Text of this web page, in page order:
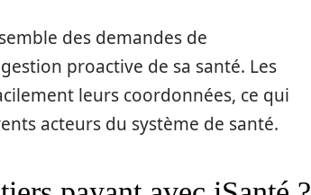
des demandes de
proactive de sa santé. Les
leurs coordonnées, ce qui
acteurs du système de santé.